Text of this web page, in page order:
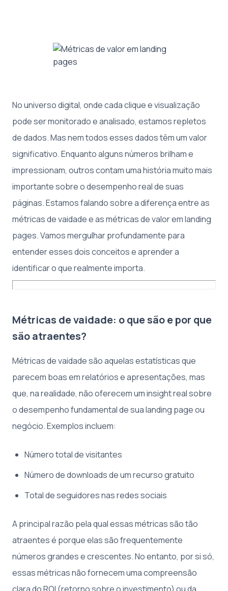
No universo digital, onde cada clique e visualização
pode ser monitorado e analisado, estamos repletos
de dados. Mas nem todos esses dados têm um valor
significativo. Enquanto alguns números brilham e
impressionam, outros contam uma história muito mais
importante sobre o desempenho real de suas
páginas. Estamos falando sobre a diferença entre as
métricas de vaidade e as métricas de valor em landing
pages. Vamos mergulhar profundamente para
entender esses dois conceitos e aprender a
identificar o que realmente importa.
Métricas de vaidade: o que são e por que
são atraentes?
Métricas de vaidade são aquelas estatísticas que
parecem boas em relatórios e apresentações, mas
que, na realidade, não oferecem um insight real sobre
o desempenho fundamental de sua landing page ou
negócio. Exemplos incluem:
Número total de visitantes
Número de downloads de um recurso gratuito
Total de seguidores nas redes sociais
A principal razão pela qual essas métricas são tão
atraentes é porque elas são frequentemente
números grandes e crescentes. No entanto, por si só,
essas métricas não fornecem uma compreensão